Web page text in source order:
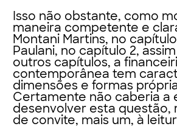
Isso não obstante, como
maneira competente e
Montani Martins, no capítulo
Paulani, no capítulo 2,
outros capítulos, a
contemporânea tem
dimensões e formas
Certamente não caberia a
desenvolver esta questão,
de convite, mais um, à